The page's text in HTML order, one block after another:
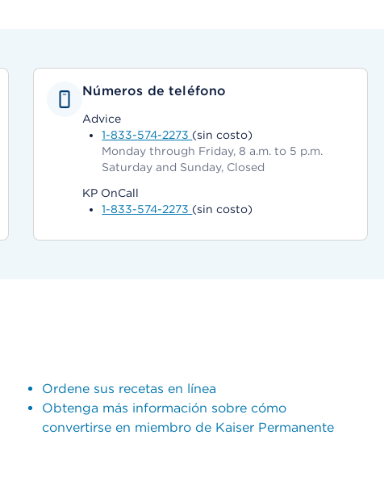
Números de teléfono
Advice
1-833-574-2273 (sin costo)
Monday through Friday, 8 a.m. to 5 p.m.
Saturday and Sunday, Closed
KP OnCall
1-833-574-2273 (sin costo)
Ordene sus recetas en línea
Obtenga más información sobre cómo
convertirse en miembro de Kaiser Permanente